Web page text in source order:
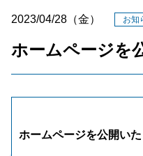
2023/04/28（金） お知
ホームページを
ホームページを公開いた